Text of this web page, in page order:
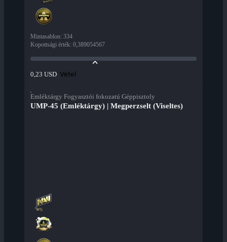
Mintasablon: 334
Kopottsági érték: 0,389054567
0,23 USD Vétel
Emléktárgy Fogyasztói fokozatú Géppisztoly
UMP-45 (Emléktárgy) | Megperzselt (Viseltes)